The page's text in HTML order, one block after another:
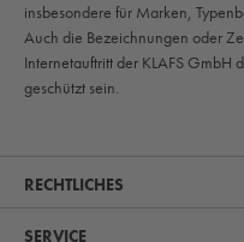
insbesondere für Marken,
Auch die Bezeichnungen oder
Internetauftritt der KLAFS
geschützt sein.
RECHTLICHES
SERVICE